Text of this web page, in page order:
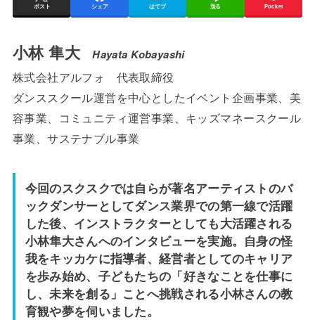
ポスト シェア はてブ 送る Pocket
小林 隼大 Hayata Kobayashi
株式会社アルフォ 代表取締役
ダンススクール運営を中心としたイベント企画事業、美
容事業、コミュニティ運営事業、キッズマネースクール
事業、サステナブル事業
今回のスクスクでは自らが著名アーティストのバ
ックダンサーとしてダンス業界での第一線で活躍
した後、インストラクターとしても大活躍される
小林隼大さんへのインタビューを実施。自身の怪
我をキッカケに指導者、経営者としてのキャリア
を歩み始め、子どもたちの「好きなことを仕事に
し、未来を創る」ことへ挑戦される小林さんの教
育観や夢を伺いました。